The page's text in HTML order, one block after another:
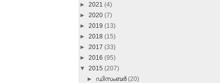
► 2021 (4)
► 2020 (7)
► 2019 (13)
► 2018 (15)
► 2017 (33)
► 2016 (95)
▼ 2015 (207)
► ഡിസംബർ(20)